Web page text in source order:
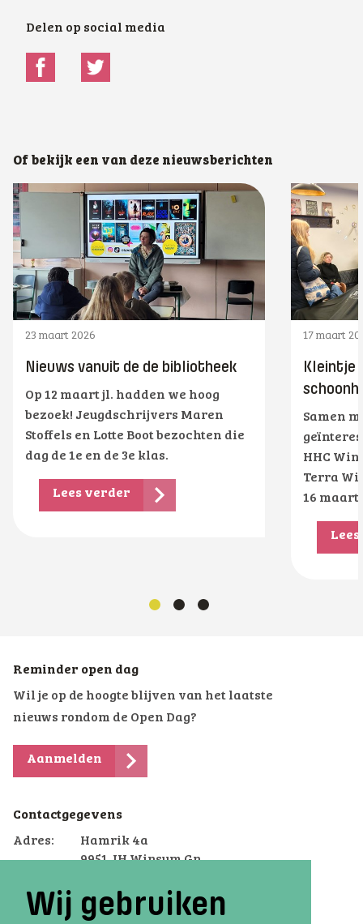
Wij gebruiken
Delen op social media
Of bekijk een van deze nieuwsberichten
23 maart 2026
Nieuws vanuit de de bibliotheek
Op 12 maart jl. hadden we hoog
bezoek! Jeugdschrijvers Maren
Stoffels en Lotte Boot bezochten die
dag de 1e en de 3e klas.
Lees verder
17 maart
Kleintje
Samen
HHC
Terra
16 maart
Reminder open dag
Wil je op de hoogte blijven van het laatste
nieuws rondom de Open Dag?
Aanmelden
Contactgegevens
Adres:
Hamrik 4a
9951 JH Winsum Gn
Email:
winsum.voterra@dcterra.nl